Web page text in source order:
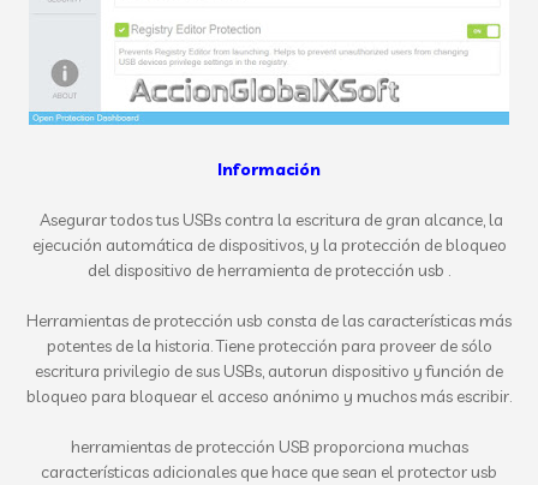
Información
Asegurar todos tus USBs contra la escritura de gran alcance, la
ejecución automática de dispositivos, y la protección de bloqueo
del dispositivo de herramienta de protección usb .
Herramientas de protección usb consta de las características más
potentes de la historia. Tiene protección para proveer de sólo
escritura privilegio de sus USBs, autorun dispositivo y función de
bloqueo para bloquear el acceso anónimo y muchos más escribir.
herramientas de protección USB proporciona muchas
características adicionales que hace que sean el protector usb